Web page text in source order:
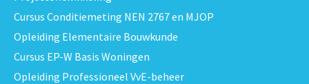
Cursus Conditiemeting NEN 2767 en MJOP
Opleiding Elementaire Bouwkunde
Cursus EP-W Basis Woningen
Opleiding Professioneel VvE-beheer